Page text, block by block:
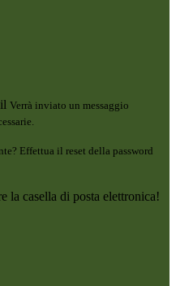
Verrà inviato un messaggio
Effettua il reset della password
la casella di posta elettronica!